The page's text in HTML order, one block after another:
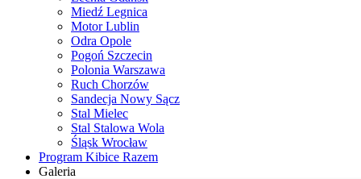
Miedź Legnica
Motor Lublin
Odra Opole
Pogoń Szczecin
Polonia Warszawa
Ruch Chorzów
Sandecja Nowy Sącz
Stal Mielec
Stal Stalowa Wola
Śląsk Wrocław
Program Kibice Razem
Galeria